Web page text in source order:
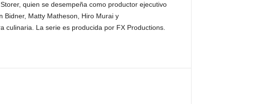
quien se desempeña como productor ejecutivo
Bidner, Matty Matheson, Hiro Murai y
culinaria. La serie es producida por FX Productions.